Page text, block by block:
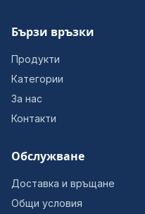
Бързи връзки
Продукти
Категории
За нас
Контакти
Обслужване
Доставка и връщане
Общи условия